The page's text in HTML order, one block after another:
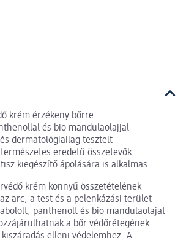
krém érzékeny bőrre
és bio mandulaolajjal
dermatológiailag tesztelt
eredetű összetevők
kiegészítő ápolására is alkalmas
krém könnyű összetételének
arc, a test és a pelenkázási terület
panthenolt és bio mandulaolajat
a bőr védőrétegének